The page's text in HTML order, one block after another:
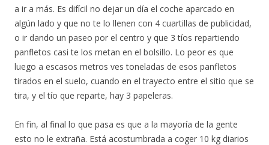
a ir a más. Es difícil no dejar un día el coche aparcado en
algún lado y que no te lo llenen con 4 cuartillas de publicidad,
o ir dando un paseo por el centro y que 3 tíos repartiendo
panfletos casi te los metan en el bolsillo. Lo peor es que
luego a escasos metros ves toneladas de esos panfletos
tirados en el suelo, cuando en el trayecto entre el sitio que se
tira, y el tío que reparte, hay 3 papeleras.
En fin, al final lo que pasa es que a la mayoría de la gente
esto no le extraña. Está acostumbrada a coger 10 kg diarios